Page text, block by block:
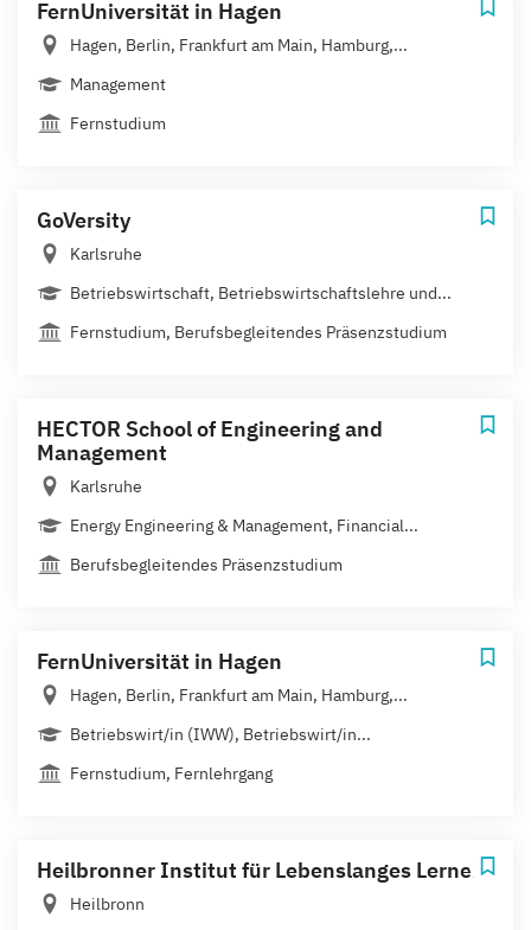
FernUniversität in Hagen
Hagen, Berlin, Frankfurt am Main, Hamburg,...
Management
Fernstudium
GoVersity
Karlsruhe
Betriebswirtschaft, Betriebswirtschaftslehre und...
Fernstudium, Berufsbegleitendes Präsenzstudium
HECTOR School of Engineering and
Management
Karlsruhe
Energy Engineering & Management, Financial...
Berufsbegleitendes Präsenzstudium
FernUniversität in Hagen
Hagen, Berlin, Frankfurt am Main, Hamburg,...
Betriebswirt/in (IWW), Betriebswirt/in...
Fernstudium, Fernlehrgang
Heilbronner Institut für Lebenslanges Lernen
Heilbronn